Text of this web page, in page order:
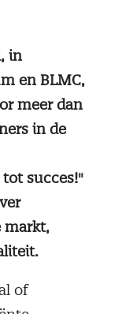
in
en BLMC,
meer dan
in de
succes!"
markt,
of